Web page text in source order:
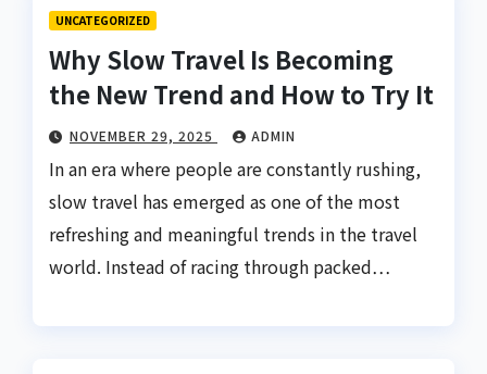
UNCATEGORIZED
Why Slow Travel Is Becoming
the New Trend and How to Try It
NOVEMBER 29, 2025 ADMIN
In an era where people are constantly rushing,
slow travel has emerged as one of the most
refreshing and meaningful trends in the travel
world. Instead of racing through packed…